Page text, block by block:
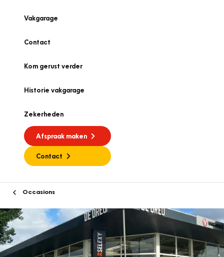
Vakgarage
Contact
Kom gerust verder
Historie vakgarage
Zekerheden
Afspraak maken
Contact
Occasions